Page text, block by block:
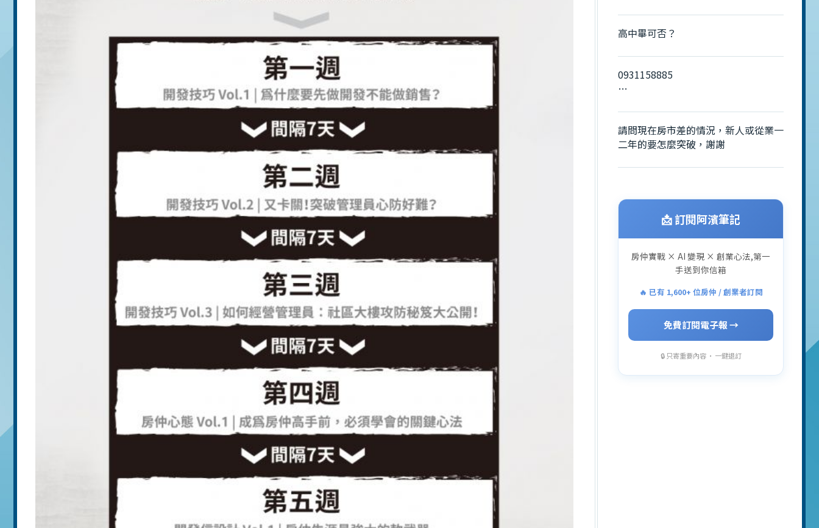
高中畢可否？
0931158885
請問現在房市差的情況，新人或從業一
二年的要怎麼突破，謝謝
📩 訂閱阿濱筆記
房仲實戰 × AI 變現 × 創業心法,第一
手送到你信箱
🔥 已有 1,600+ 位房仲 / 創業者訂閱
免費訂閱電子報 →
🔒 只寄重要內容 · 一鍵退訂